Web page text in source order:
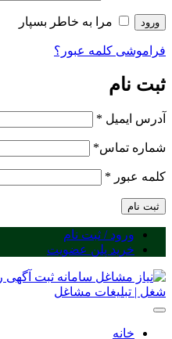
ورود مرا به خاطر بسپار
فراموشی کلمه عبور؟
ثبت نام
آدرس ایمیل *
شماره تماس*
کلمه عبور *
ثبت نام
ورود / ثبت نام
خرید پلن عضویت
خانه